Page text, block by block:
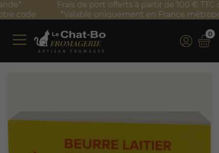
Frais de port offerts à partir de 100 € TTC d'achat*
*Valable uniquement en France métropolitaine
0